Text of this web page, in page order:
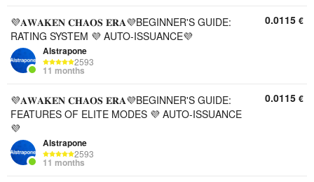
💜𝐀𝐖𝐀𝐊𝐄𝐍 𝐂𝐇𝐀𝐎𝐒 𝐄𝐑𝐀💜BEGINNER'S GUIDE:
RATING SYSTEM 💜 AUTO-ISSUANCE💜
Alstrapone
2593
11 months
0.0115 €
💜𝐀𝐖𝐀𝐊𝐄𝐍 𝐂𝐇𝐀𝐎𝐒 𝐄𝐑𝐀💜BEGINNER'S GUIDE:
FEATURES OF ELITE MODES 💜 AUTO-ISSUANCE
💜
Alstrapone
2593
11 months
0.0115 €